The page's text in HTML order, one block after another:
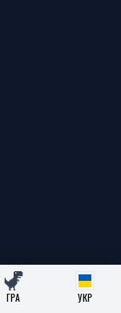
ГРА УКР